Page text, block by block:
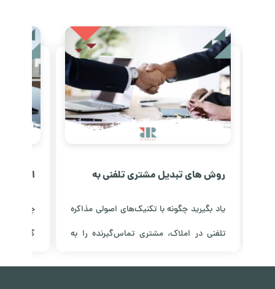
روش های تبدیل مشتری تلفنی به
یاد بگیرید چگونه با تکنیک‌های اصولی مذاکره
تلفنی در املاک، مشتری تماس‌گیرنده را به
مشاهده مقاله
امنیت و
چرا
گزینه
مشاهده